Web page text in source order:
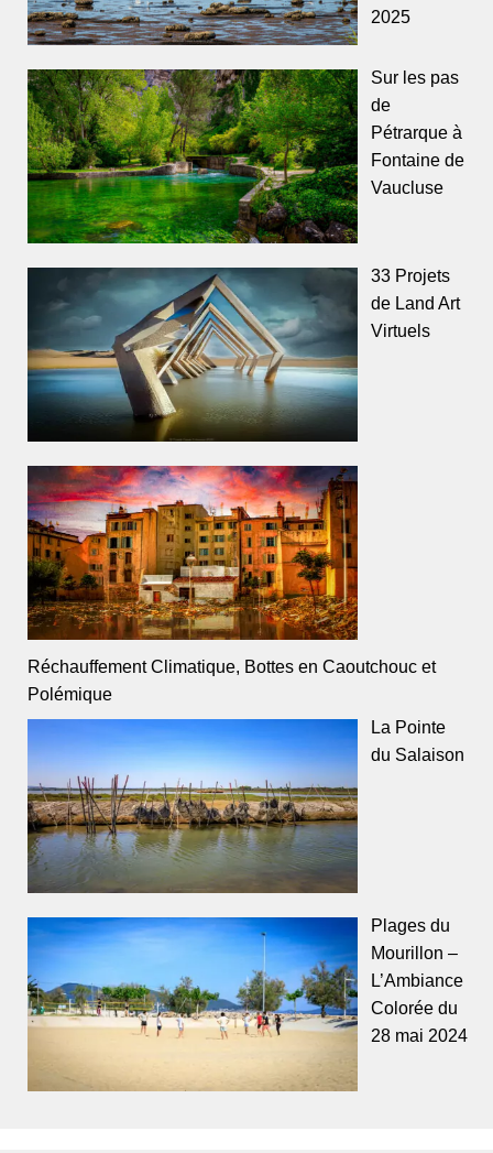
2025
Sur les pas
de
Pétrarque à
Fontaine de
Vaucluse
33 Projets
de Land Art
Virtuels
Réchauffement Climatique, Bottes en Caoutchouc et
Polémique
La Pointe
du Salaison
Plages du
Mourillon –
L’Ambiance
Colorée du
28 mai 2024